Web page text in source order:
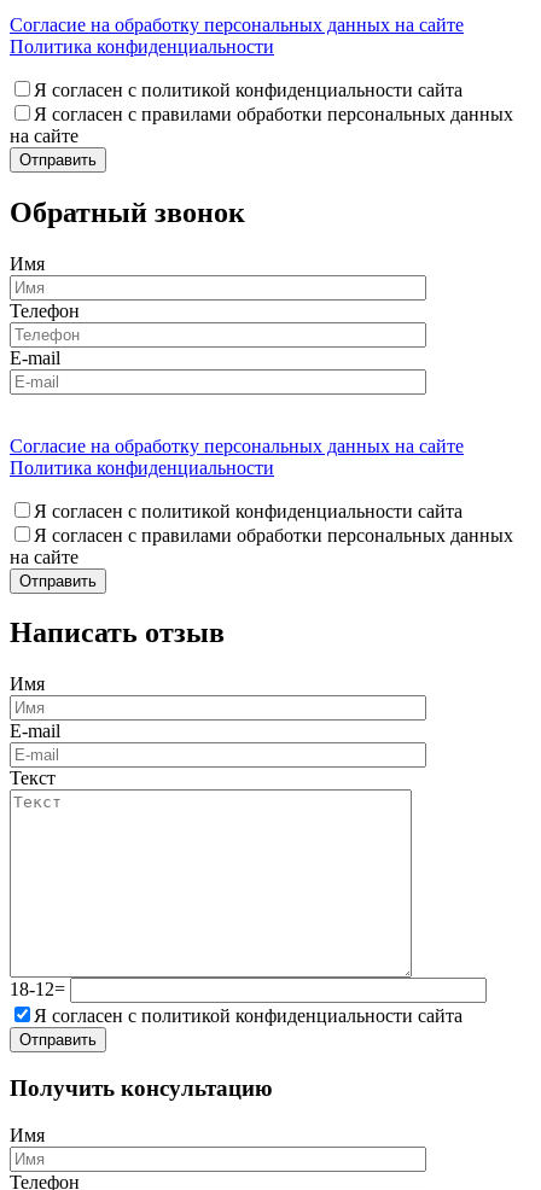
Согласие на обработку персональных данных на сайте
Политика конфиденциальности
Я согласен с политикой конфиденциальности сайта
Я согласен с правилами обработки персональных данных
на сайте
Обратный звонок
Имя
Телефон
E-mail
Согласие на обработку персональных данных на сайте
Политика конфиденциальности
Я согласен с политикой конфиденциальности сайта
Я согласен с правилами обработки персональных данных
на сайте
Написать отзыв
Имя
E-mail
Текст
18-12=
Я согласен с политикой конфиденциальности сайта
Получить консультацию
Имя
Телефон